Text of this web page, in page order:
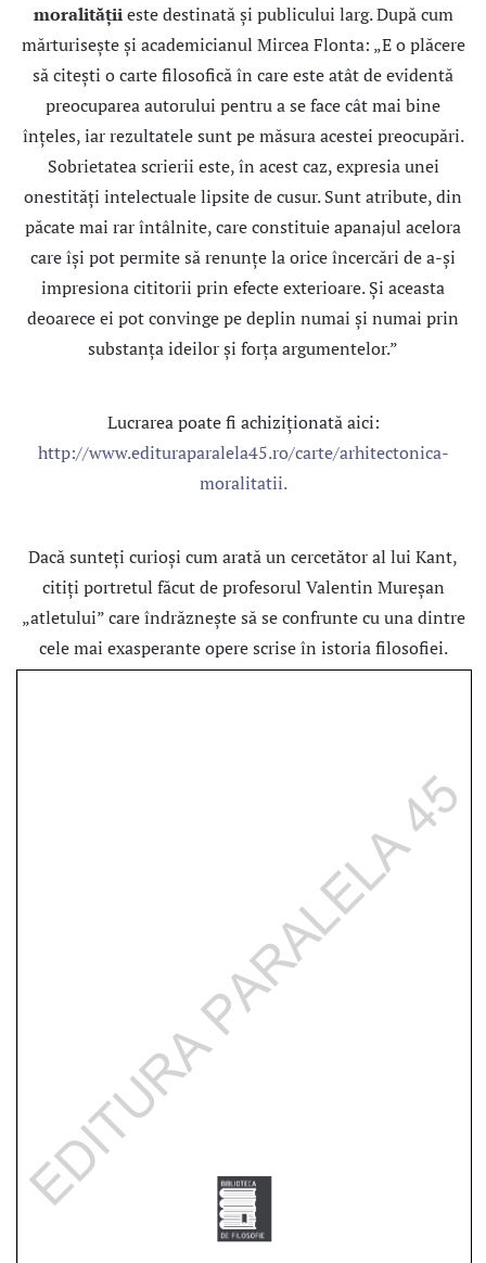
moralitățiieste destinată și publicului larg. După cum
mărturisește și academicianul Mircea Flonta: „E o plăcere
să citeşti o carte filosofică în care este atât de evidentă
preocuparea autorului pentru a se face cât mai bine
înţeles, iar rezultatele sunt pe măsura acestei preocupări.
Sobrietatea scrierii este, în acest caz, expresia unei
onestităţi intelectuale lipsite de cusur. Sunt atribute, din
păcate mai rar întâlnite, care constituie apanajul acelora
care îşi pot permite să renunţe la orice încercări de a-şi
impresiona cititorii prin efecte exterioare. Și aceasta
deoarece ei pot convinge pe deplin numai şi numai prin
substanţa ideilor şi forţa argumentelor.”
Lucrarea poate fi achiziționată aici:
http://www.edituraparalela45.ro/carte/arhitectonica-
moralitatii.
Dacă sunteți curioși cum arată un cercetător al lui Kant,
citiți portretul făcut de profesorul Valentin Mureșan
„atletului” care îndrăznește să se confrunte cu una dintre
cele mai exasperante opere scrise în istoria filosofiei.